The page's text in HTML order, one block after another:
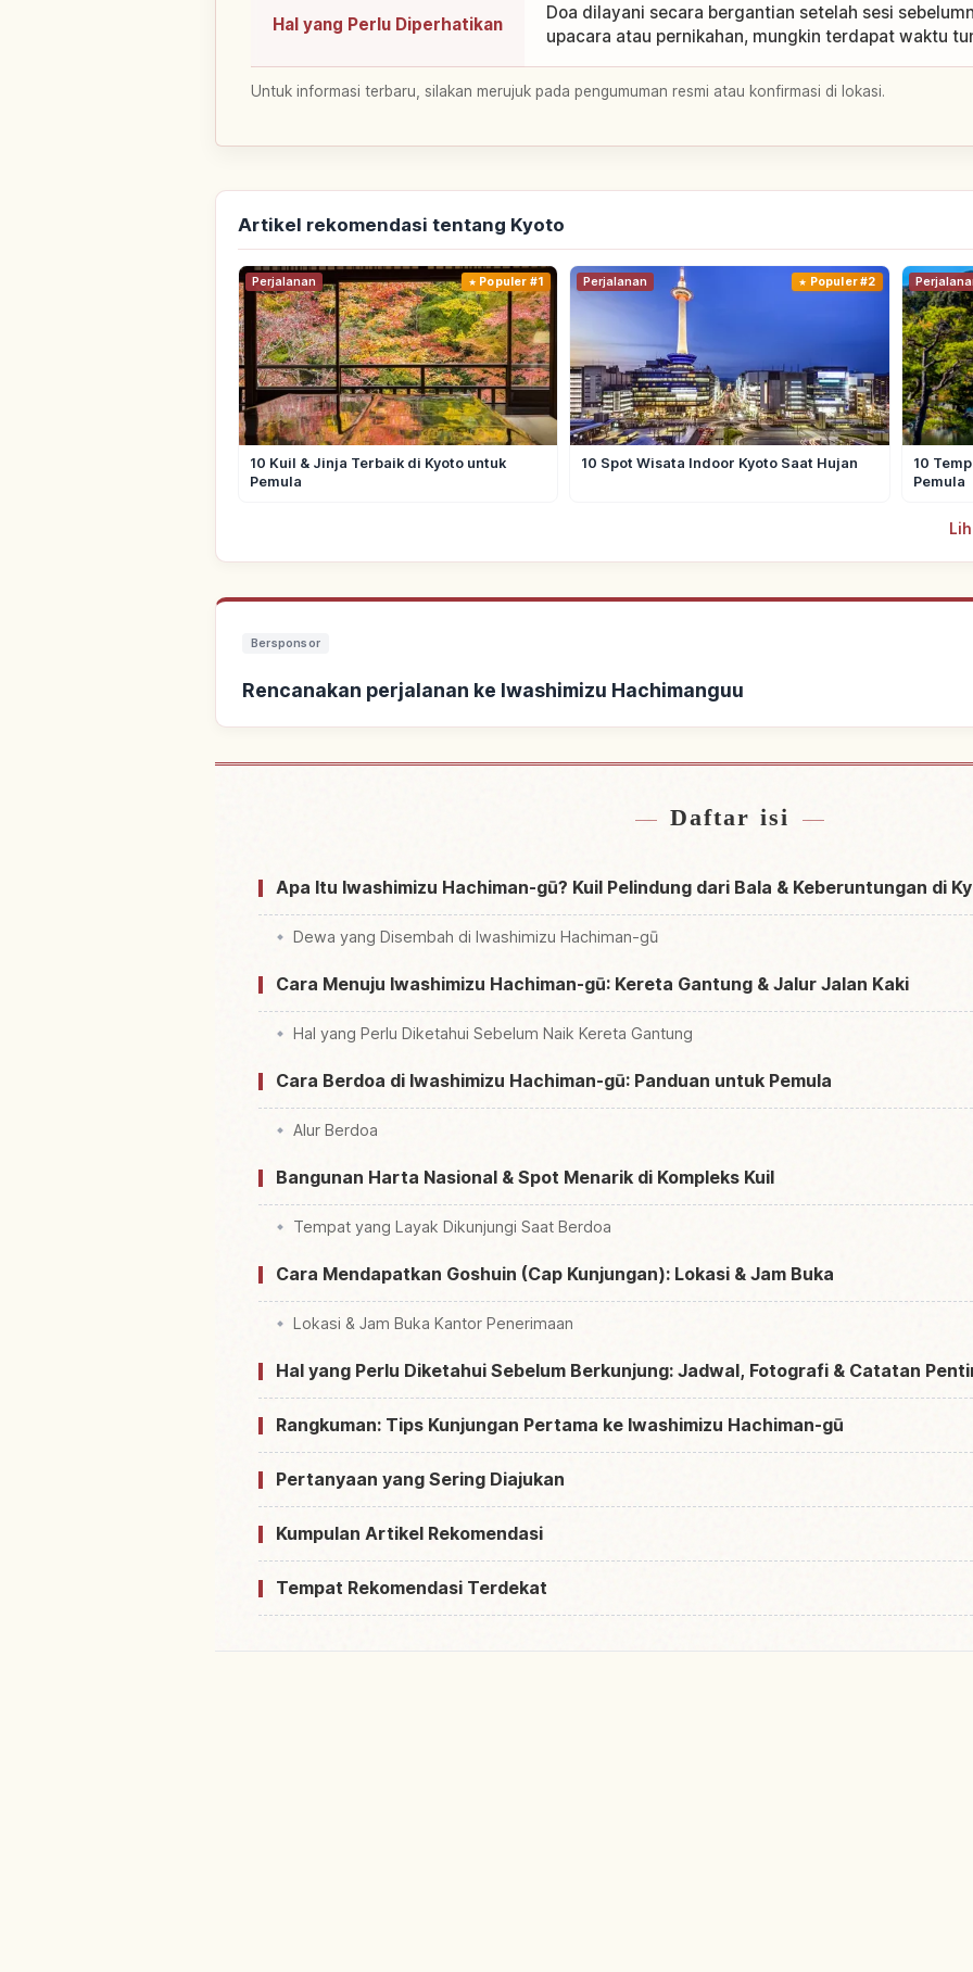
Hal yang Perlu Diperhatikan
Doa dilayani secara bergantian setelah sesi
upacara atau pernikahan, mungkin terdapat waktu
Untuk informasi terbaru, silakan merujuk pada pengumuman resmi atau konfirmasi di lokasi.
Artikel rekomendasi tentang Kyoto
Perjalanan Populer #1
10 Kuil & Jinja Terbaik di Kyoto untuk
Pemula
Perjalanan Populer #2
10 Spot Wisata Indoor Kyoto Saat Hujan
10
Pemula
Bersponsor
Rencanakan perjalanan ke Iwashimizu Hachimanguu
Daftar isi
Apa Itu Iwashimizu Hachiman-gū? Kuil Pelindung dari Bala & Keberuntungan di
Dewa yang Disembah di Iwashimizu Hachiman-gū
Cara Menuju Iwashimizu Hachiman-gū: Kereta Gantung & Jalur Jalan Kaki
Hal yang Perlu Diketahui Sebelum Naik Kereta Gantung
Cara Berdoa di Iwashimizu Hachiman-gū: Panduan untuk Pemula
Alur Berdoa
Bangunan Harta Nasional & Spot Menarik di Kompleks Kuil
Tempat yang Layak Dikunjungi Saat Berdoa
Cara Mendapatkan Goshuin (Cap Kunjungan): Lokasi & Jam Buka
Lokasi & Jam Buka Kantor Penerimaan
Hal yang Perlu Diketahui Sebelum Berkunjung: Jadwal, Fotografi & Catatan
Rangkuman: Tips Kunjungan Pertama ke Iwashimizu Hachiman-gū
Pertanyaan yang Sering Diajukan
Kumpulan Artikel Rekomendasi
Tempat Rekomendasi Terdekat